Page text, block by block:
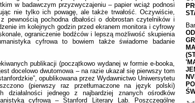
w badawczym przyzwyczajeniu – papier wciąż podnosi
nie tylko ich powagę, ale także trwałość. Oczywiście,
pochodna dbałości o dobrostan czytelników i
im kolejnych godzin przed ekranem monitora i cyfrowy
ograniczenie bodźców i lepszą możliwość skupienia
cyfrowa to bowiem także świadome badanie
publikacji (początkowo wydanej w formie e-booka,
docelowo dwutomowa – na razie ukazał się pierwszy tom
opublikowana przez Wydawnictwo Uniwersytetu
(pierwszy raz przetłumaczone na język polski)
działalności jednego z najbardziej znanych ośrodków
cyfrową – Stanford Literary Lab. Poszczególne